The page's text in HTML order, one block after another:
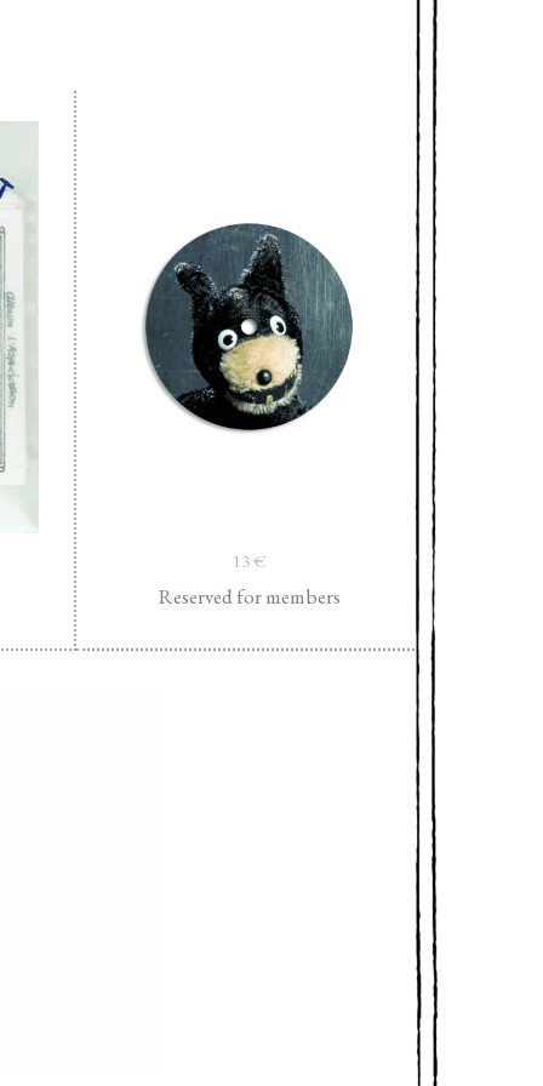
13€
Reserved for members